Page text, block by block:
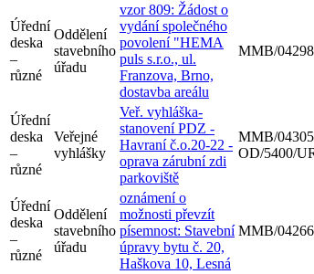
Úřední
deska
–
různé
Oddělení
stavebního
úřadu
vzor 809: Žádost o
vydání společného
povolení "HEMA
puls s.r.o., ul.
Franzova, Brno,
dostavba areálu
MMB/
Úřední
deska
–
různé
Veřejné
vyhlášky
Veř. vyhláška-
stanovení PDZ -
Havraní č.o.20-22 -
oprava zárubní zdi
parkoviště
MMB/
OD/5400/
Úřední
deska
–
různé
Oddělení
stavebního
úřadu
oznámení o
možnosti převzít
písemnost: Stavební
úpravy bytu č. 20,
Haškova 10, Lesná
MMB/